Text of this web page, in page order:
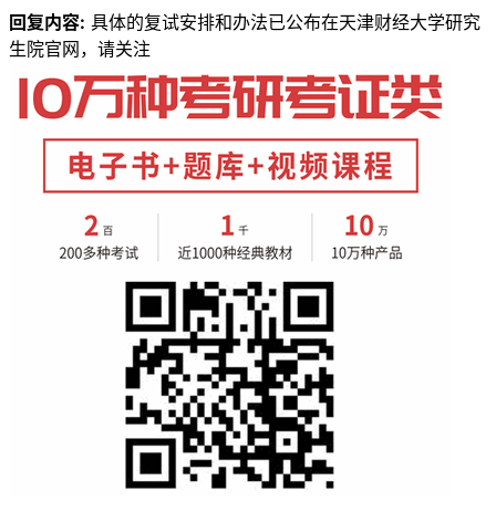
回复内容: 具体的复试安排和办法已公布在天津财经大学研究
生院官网，请关注